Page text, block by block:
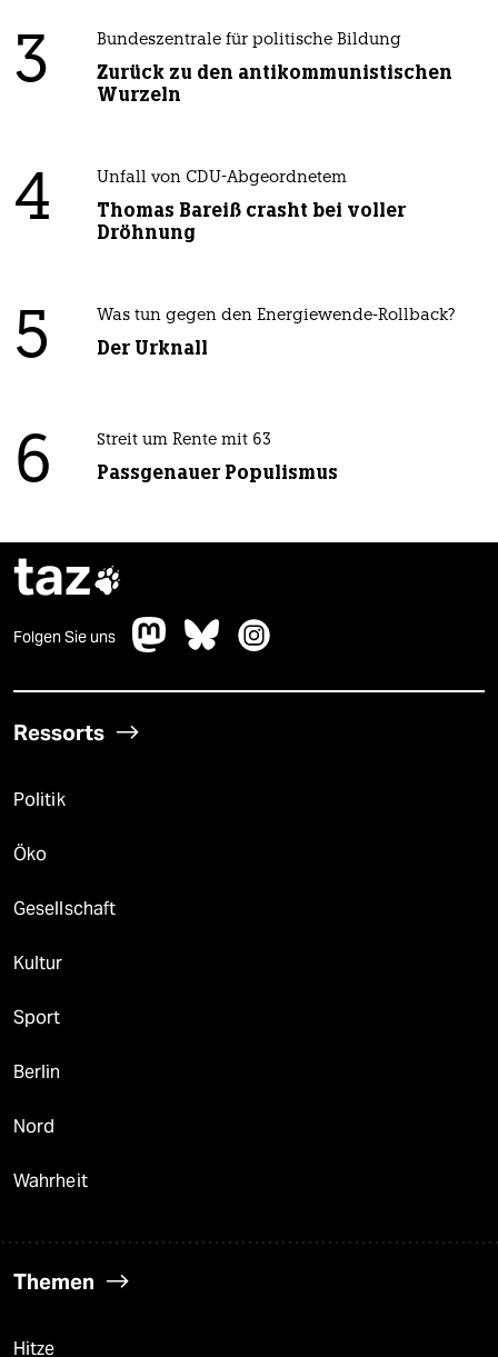
3 Bundeszentrale für politische Bildung
Zurück zu den antikommunistischen
Wurzeln
4 Unfall von CDU-Abgeordnetem
Thomas Bareiß crasht bei voller
Dröhnung
5 Was tun gegen den Energiewende-Rollback?
Der Urknall
6 Streit um Rente mit 63
Passgenauer Populismus
taz
Folgen Sie uns
Ressorts
Politik
Öko
Gesellschaft
Kultur
Sport
Berlin
Nord
Wahrheit
Themen
Hitze